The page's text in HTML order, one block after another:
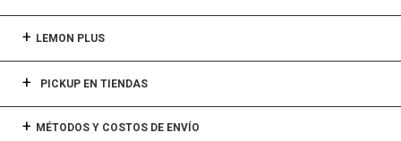
LEMON PLUS
PICKUP EN TIENDAS
MÉTODOS Y COSTOS DE ENVÍO